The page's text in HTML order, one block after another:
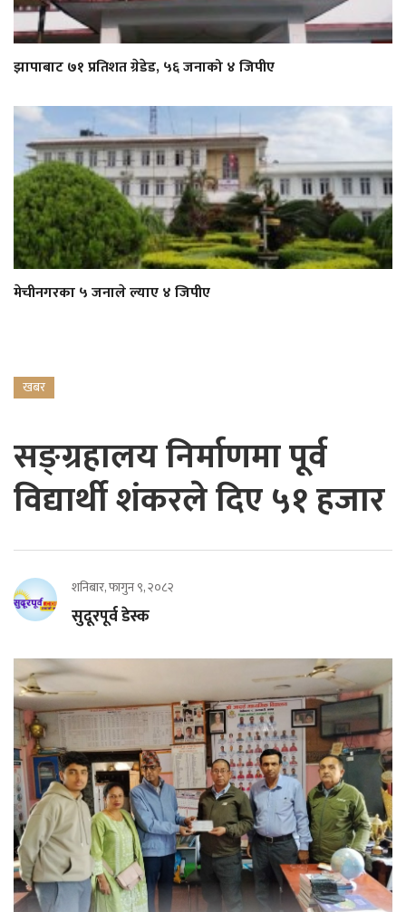
झापाबाट ७१ प्रतिशत ग्रेडेड, ५६ जनाको ४ जिपीए
मेचीनगरका ५ जनाले ल्याए ४ जिपीए
खबर
सङ्ग्रहालय निर्माणमा पूर्व
विद्यार्थी शंकरले दिए ५१ हजार
शनिबार, फागुन ९, २०८२
सुदूरपूर्व डेस्क